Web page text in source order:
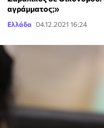
αγράμματος;»
Ελλάδα 04.12.2021 16:24